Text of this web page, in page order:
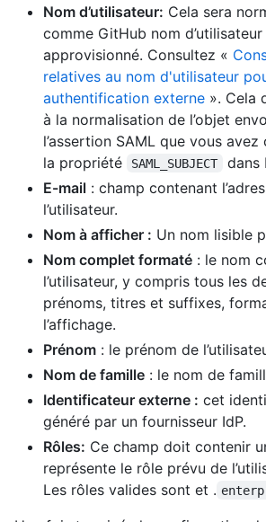
Nom d’utilisateur: Cela sera
comme GitHub nom
approvisionné. Consultez «
relatives au nom d'utilisateur
authentification externe ». Cela
à la normalisation de l’objet
l’assertion SAML que vous
la propriété
SAML_SUBJECT
dans
E-mail : champ contenant
l’utilisateur.
Nom à afficher : Un nom lisible
Nom complet formaté : le nom
l’utilisateur, y compris tous les
prénoms, titres et suffixes,
l’affichage.
Prénom : le prénom de
Nom de famille : le nom de
Identificateur externe : cet
généré par un fournisseur IdP.
Rôles: Ce champ doit contenir
représente le rôle prévu de
Les rôles valides sont et .